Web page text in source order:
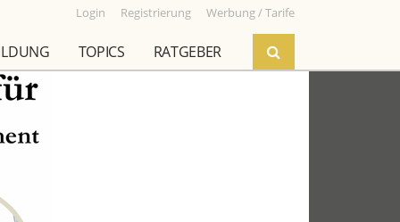
Login Registrierung Werbung / Tarife
TOPICS RATGEBER